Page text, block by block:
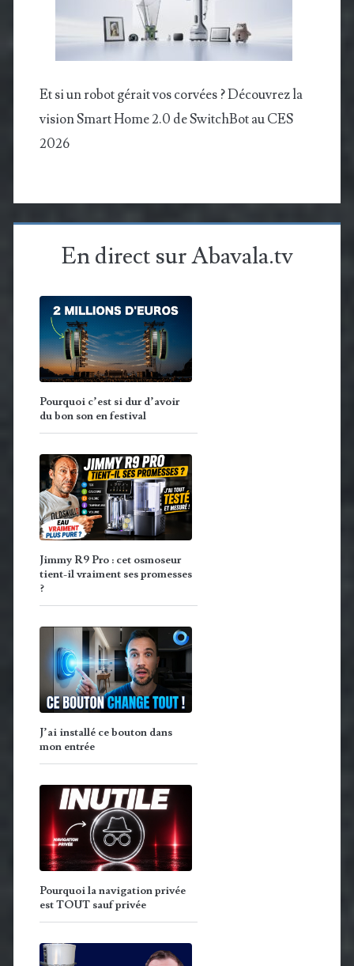
Et si un robot gérait vos corvées ? Découvrez la
vision Smart Home 2.0 de SwitchBot au CES
2026
En direct sur Abavala.tv
Pourquoi c’est si dur d’avoir
du bon son en festival
Jimmy R9 Pro : cet osmoseur
tient-il vraiment ses promesses
?
J’ai installé ce bouton dans
mon entrée
Pourquoi la navigation privée
est TOUT sauf privée